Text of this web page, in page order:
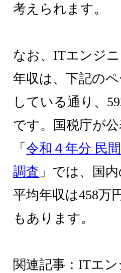
考えられます。
なお、ITエンジ
年収は、下記の
している通り、
です。国税庁が
「令和４年分 民
調査 」では、国
平均年収は458万
もあります。
関連記事：ITエ